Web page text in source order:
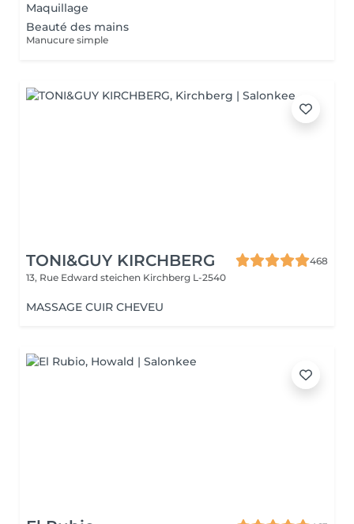
Maquillage
Beauté des mains
Manucure simple
TONI&GUY KIRCHBERG
468
13, Rue Edward steichen Kirchberg L-2540
MASSAGE CUIR CHEVEU